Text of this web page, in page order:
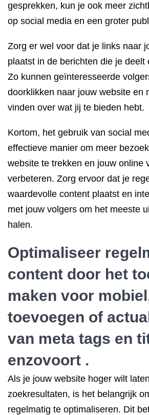
gesprekken, kun je ook meer
op social media en een groter
Zorg er wel voor dat je links naar
plaatst in de berichten die je deelt
Zo kunnen geïnteresseerde
doorklikken naar jouw website en
vinden over wat jij te bieden hebt.
Kortom, het gebruik van social
effectieve manier om meer
website te trekken en jouw online
verbeteren. Zorg ervoor dat je
waardevolle content plaatst en
met jouw volgers om het meeste
halen.
Optimaliseer
content door het
maken voor
toevoegen of
van meta tags en
enzovoort .
Als je jouw website hoger wilt
zoekresultaten, is het belangrijk
regelmatig te optimaliseren. Dit